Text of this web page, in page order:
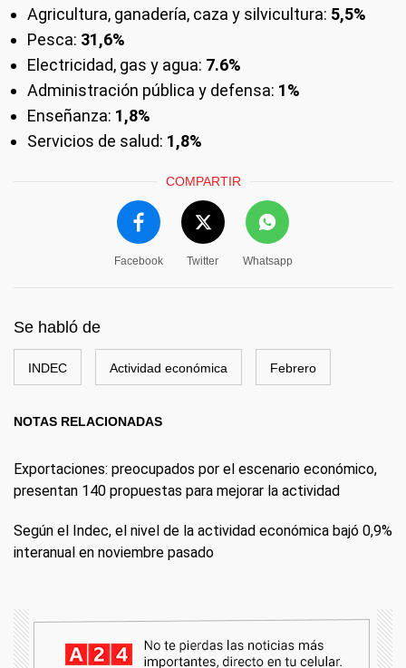
Agricultura, ganadería, caza y silvicultura: 5,5%
Pesca: 31,6%
Electricidad, gas y agua: 7.6%
Administración pública y defensa: 1%
Enseñanza: 1,8%
Servicios de salud: 1,8%
COMPARTIR
Facebook Twitter Whatsapp
Se habló de
INDEC Actividad económica Febrero
NOTAS RELACIONADAS
Exportaciones: preocupados por el escenario económico,
presentan 140 propuestas para mejorar la actividad
Según el Indec, el nivel de la actividad económica bajó 0,9%
interanual en noviembre pasado